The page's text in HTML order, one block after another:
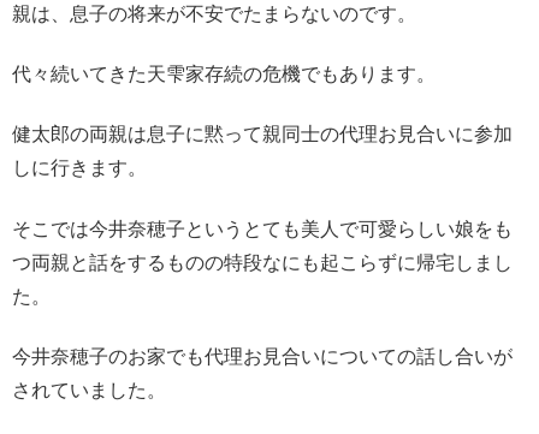
親は、息子の将来が不安でたまらないのです。
代々続いてきた天雫家存続の危機でもあります。
健太郎の両親は息子に黙って親同士の代理お見合いに参加
しに行きます。
そこでは今井奈穂子というとても美人で可愛らしい娘をも
つ両親と話をするものの特段なにも起こらずに帰宅しまし
た。
今井奈穂子のお家でも代理お見合いについての話し合いが
されていました。